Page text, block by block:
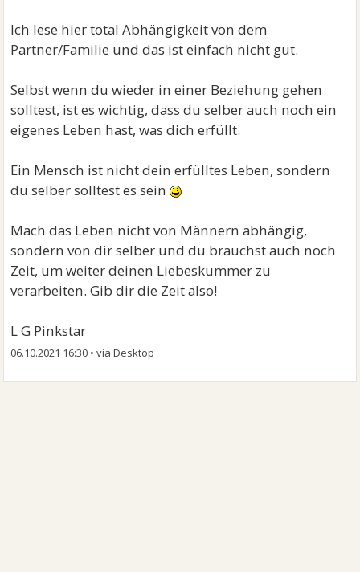
Ich lese hier total Abhängigkeit von dem
Partner/Familie und das ist einfach nicht gut.
Selbst wenn du wieder in einer Beziehung gehen
solltest, ist es wichtig, dass du selber auch noch ein
eigenes Leben hast, was dich erfüllt.
Ein Mensch ist nicht dein erfülltes Leben, sondern
du selber solltest es sein
Mach das Leben nicht von Männern abhängig,
sondern von dir selber und du brauchst auch noch
Zeit, um weiter deinen Liebeskummer zu
verarbeiten. Gib dir die Zeit also!
L G Pinkstar
06.10.2021 16:30 •